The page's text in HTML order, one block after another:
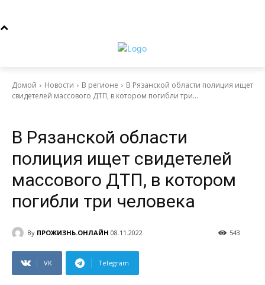
Домой Новости В регионе
В Рязанской области полиция ищет
свидетелей массового ДТП, в котором погибли три...
В Рязанской области
полиция ищет свидетелей
массового ДТП, в котором
погибли три человека
By ПРОЖИЗНЬ.ОНЛАЙН 08.11.2022 543
VK Telegram